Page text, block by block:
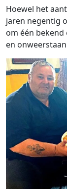
Hoewel het
jaren negentig
om één
en